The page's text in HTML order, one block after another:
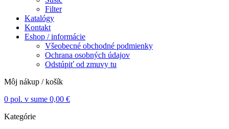
Filter
Katalógy
Kontakt
Eshop / informácie
Všeobecné obchodné podmienky
Ochrana osobných údajov
Odstúpiť od zmuvy tu
Môj nákup / košík
0 pol. v sume 0,00 €
Kategórie